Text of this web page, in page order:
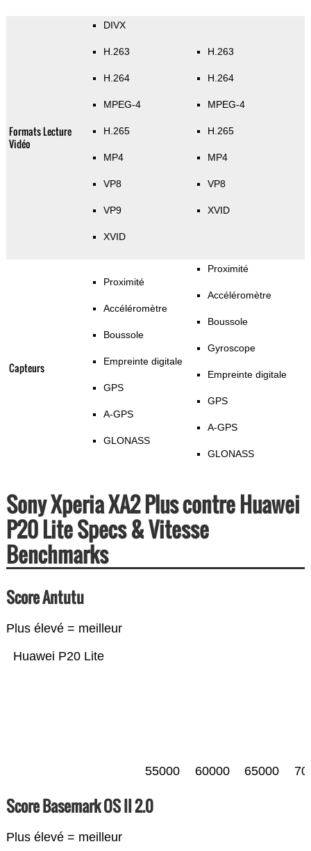
Formats Lecture
Vidéo
DIVX
H.263
H.264
MPEG-4
H.265
MP4
VP8
VP9
XVID
H.263
H.264
MPEG-4
H.265
MP4
VP8
XVID
Capteurs
Proximité
Accéléromètre
Boussole
Empreinte digitale
GPS
A-GPS
GLONASS
Proximité
Accéléromètre
Boussole
Gyroscope
Empreinte digitale
GPS
A-GPS
GLONASS
Sony Xperia XA2 Plus contre Huawei
P20 Lite Specs & Vitesse
Benchmarks
Score Antutu
Plus élevé = meilleur
Huawei P20 Lite
55000 60000 65000
Score Basemark OS II 2.0
Plus élevé = meilleur